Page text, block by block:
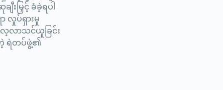
းမြှင့် ခံခဲ့ရပါ
လှုပ်ရှားမှု
လာသင်ယူခြင်း
တဲ့ ရဲတပ်ဖွဲ့၏